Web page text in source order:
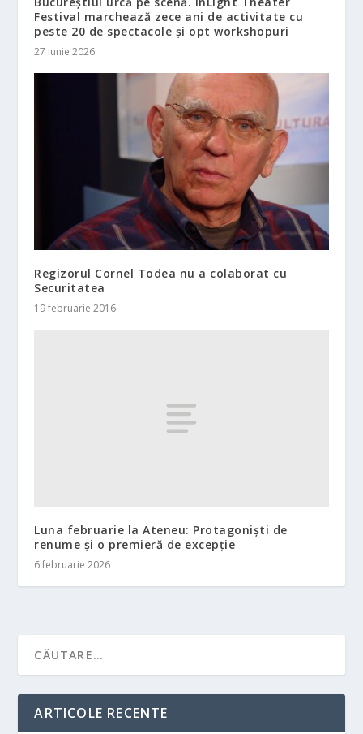
Festival marchează zece ani de activitate cu
peste 20 de spectacole și opt workshopuri
27 iunie 2026
Regizorul Cornel Todea nu a colaborat cu
Securitatea
19 februarie 2016
Luna februarie la Ateneu: Protagoniști de
renume și o premieră de excepție
6 februarie 2026
ARTICOLE RECENTE